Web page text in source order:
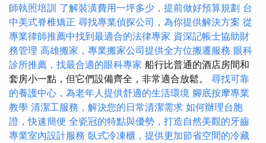
師執照培訓 了解裝潢費用一坪多少，提前做好預算規劃 台
中美式脊椎矯正 尋找專業偵探公司，為你提供解決方案 從
專業律師推薦中找到最適合的法律專家 資深記帳士協助財
務管理 高雄搬家，專業搬家公司提供全方位搬遷服務 眼科
診所推薦，找最合適的眼科專家 船行比普通的酒店房間和
套房小一點，但它們設備齊全，非常適合放鬆。 尋找可靠
的養護中心，為老年人提供舒適的生活環境 腳底按摩專業
教學 清潔工服務，解決您的日常清潔需求 如何辦理台胞
證，快速簡便 全瓷冠的特點與優勢，打造自然美觀的牙齒
專業室內設計服務 臥式冷凍櫃，提供更加節省空間的冷藏